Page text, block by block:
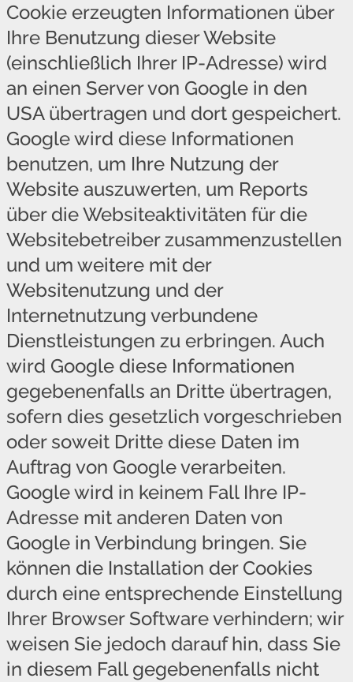
Cookie erzeugten Informationen über
Ihre Benutzung dieser Website
(einschließlich Ihrer IP-Adresse) wird
an einen Server von Google in den
USA übertragen und dort gespeichert.
Google wird diese Informationen
benutzen, um Ihre Nutzung der
Website auszuwerten, um Reports
über die Websiteaktivitäten für die
Websitebetreiber zusammenzustellen
und um weitere mit der
Websitenutzung und der
Internetnutzung verbundene
Dienstleistungen zu erbringen. Auch
wird Google diese Informationen
gegebenenfalls an Dritte übertragen,
sofern dies gesetzlich vorgeschrieben
oder soweit Dritte diese Daten im
Auftrag von Google verarbeiten.
Google wird in keinem Fall Ihre IP-
Adresse mit anderen Daten von
Google in Verbindung bringen. Sie
können die Installation der Cookies
durch eine entsprechende Einstellung
Ihrer Browser Software verhindern; wir
weisen Sie jedoch darauf hin, dass Sie
in diesem Fall gegebenenfalls nicht